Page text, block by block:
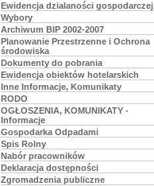
Ewidencja dzialaności gospodarczej
Wybory
Archiwum BIP 2002-2007
Planowanie Przestrzenne i Ochrona
środowiska
Dokumenty do pobrania
Ewidencja obiektów hotelarskich
Inne Informacje, Komunikaty
RODO
OGŁOSZENIA, KOMUNIKATY -
Informacje
Gospodarka Odpadami
Spis Rolny
Nabór pracowników
Deklaracja dostępności
Zgromadzenia publiczne